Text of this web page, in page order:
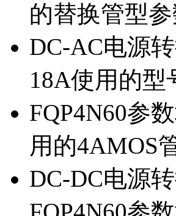
的替换管型参
DC-AC电源
18A使用的型
FQP4N60参
用的4AMOS
DC-DC电源